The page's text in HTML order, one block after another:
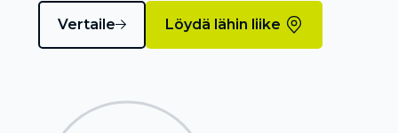
Vertaile Löydä lähin liike